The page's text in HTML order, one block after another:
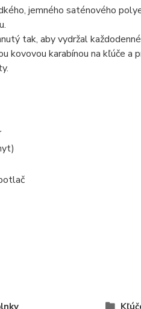
jemného saténového
tak, aby vydržal
kovovou karabínou na kľúče